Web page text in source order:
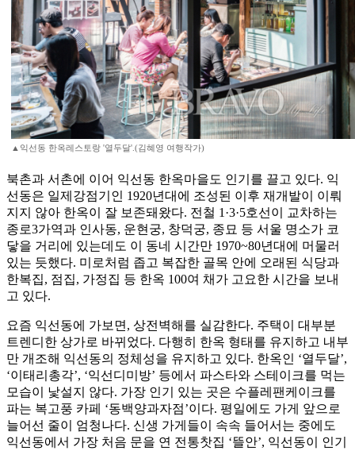
▲익선동 한옥레스토랑 '열두달'.(김혜영 여행작가)
북촌과 서촌에 이어 익선동 한옥마을도 인기를 끌고 있다. 익
선동은 일제강점기인 1920년대에 조성된 이후 재개발이 이뤄
지지 않아 한옥이 잘 보존돼왔다. 전철 1·3·5호선이 교차하는
종로3가역과 인사동, 운현궁, 창덕궁, 종묘 등 서울 명소가 코
닿을 거리에 있는데도 이 동네 시간만 1970~80년대에 머물러
있는 듯했다. 미로처럼 좁고 복잡한 골목 안에 오래된 식당과
한복집, 점집, 가정집 등 한옥 100여 채가 고요한 시간을 보내
고 있다.
요즘 익선동에 가보면, 상전벽해를 실감한다. 주택이 대부분
트렌디한 상가로 바뀌었다. 다행히 한옥 형태를 유지하고 내부
만 개조해 익선동의 정체성을 유지하고 있다. 한옥인 ‘열두달’,
‘이태리총각’, ‘익선디미방’ 등에서 파스타와 스테이크를 먹는
모습이 낯설지 않다. 가장 인기 있는 곳은 수플레팬케이크를
파는 복고풍 카페 ‘동백양과자점’이다. 평일에도 가게 앞으로
늘어선 줄이 엄청나다. 신생 가게들이 속속 들어서는 중에도
익선동에서 가장 처음 문을 연 전통찻집 ‘뜰안’, 익선동이 인기